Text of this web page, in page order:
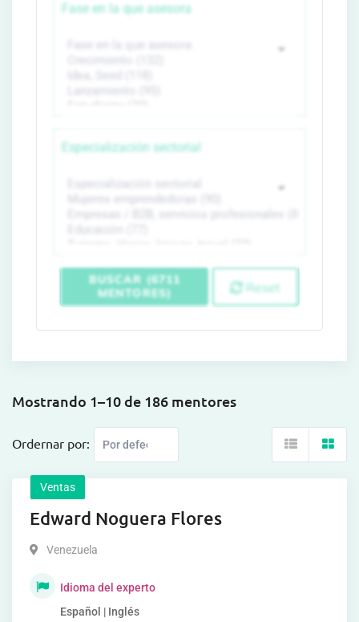
Fase en la que asesora
Especialización sectorial
BUSCAR (6711
MENTORES)
Reset
Mostrando 1–10 de 186 mentores
Ordernar por:
Ventas
Edward Noguera Flores
Venezuela
Idioma del experto
Español | Inglés